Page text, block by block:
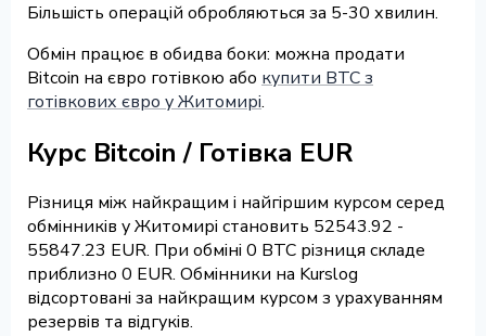
Більшість операцій обробляються за 5-30 хвилин.
Обмін працює в обидва боки: можна продати
Bitcoin на євро готівкою або купити BTC з
готівкових євро у Житомирі.
Курс Bitcoin / Готівка EUR
Різниця між найкращим і найгіршим курсом серед
обмінників у Житомирі становить 52543.92 -
55847.23 EUR. При обміні 0 BTC різниця складе
приблизно 0 EUR. Обмінники на Kurslog
відсортовані за найкращим курсом з урахуванням
резервів та відгуків.